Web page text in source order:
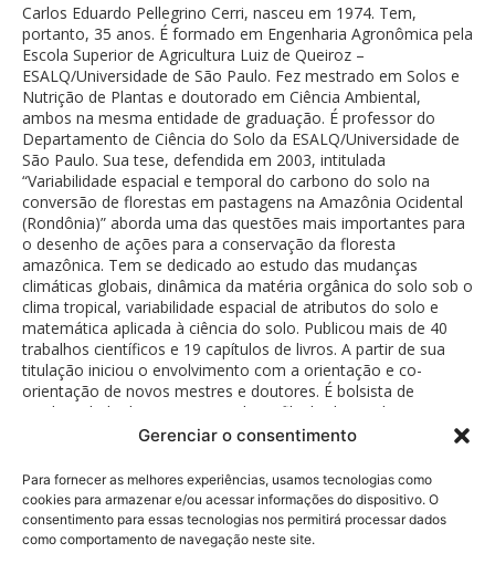
Gerenciar o consentimento
Para fornecer as melhores experiências, usamos tecnologias como
cookies para armazenar e/ou acessar informações do dispositivo. O
consentimento para essas tecnologias nos permitirá processar dados
como comportamento de navegação neste site.
Carlos Eduardo Pellegrino Cerri, nasceu em 1974. Tem,
portanto, 35 anos. É formado em Engenharia Agronômica pela
Escola Superior de Agricultura Luiz de Queiroz –
ESALQ/Universidade de São Paulo. Fez mestrado em Solos e
Nutrição de Plantas e doutorado em Ciência Ambiental,
ambos na mesma entidade de graduação. É professor do
Departamento de Ciência do Solo da ESALQ/Universidade de
São Paulo. Sua tese, defendida em 2003, intitulada
“Variabilidade espacial e temporal do carbono do solo na
conversão de florestas em pastagens na Amazônia Ocidental
(Rondônia)” aborda uma das questões mais importantes para
o desenho de ações para a conservação da floresta
amazônica. Tem se dedicado ao estudo das mudanças
climáticas globais, dinâmica da matéria orgânica do solo sob o
clima tropical, variabilidade espacial de atributos do solo e
matemática aplicada à ciência do solo. Publicou mais de 40
trabalhos científicos e 19 capítulos de livros. A partir de sua
titulação iniciou o envolvimento com a orientação e co-
orientação de novos mestres e doutores. É bolsista de
produtividade do CNPq e membro afiliado da Academia
Brasileira de Ciências.
Política de Privacidade